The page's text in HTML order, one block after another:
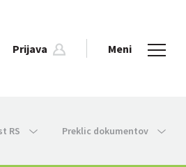
Prijava Meni
RS Preklic dokumentov